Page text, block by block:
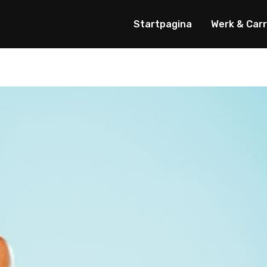
Startpagina Werk &